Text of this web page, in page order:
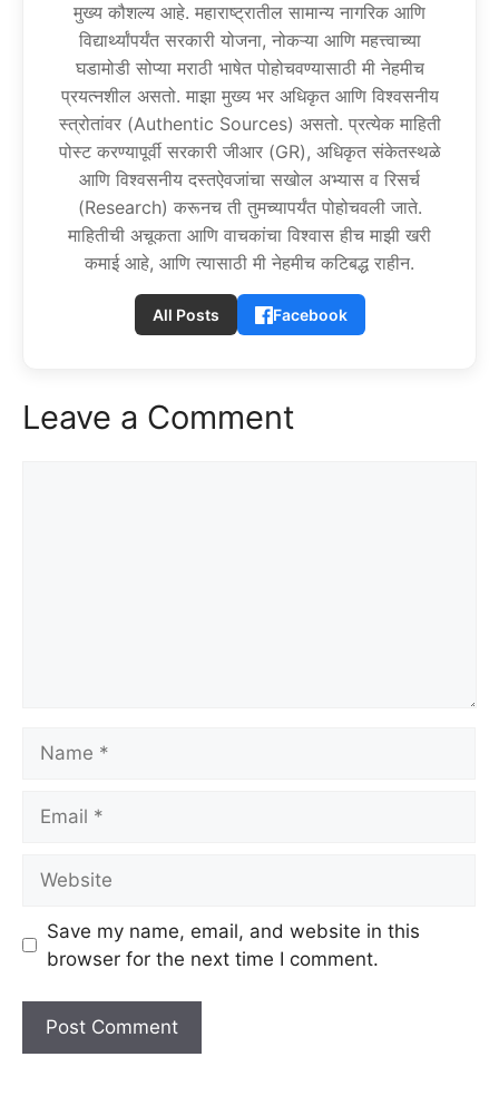
मुख्य कौशल्य आहे. महाराष्ट्रातील सामान्य नागरिक आणि
विद्यार्थ्यांपर्यंत सरकारी योजना, नोकऱ्या आणि महत्त्वाच्या
घडामोडी सोप्या मराठी भाषेत पोहोचवण्यासाठी मी नेहमीच
प्रयत्नशील असतो. माझा मुख्य भर अधिकृत आणि विश्वसनीय
स्त्रोतांवर (Authentic Sources) असतो. प्रत्येक माहिती
पोस्ट करण्यापूर्वी सरकारी जीआर (GR), अधिकृत संकेतस्थळे
आणि विश्वसनीय दस्तऐवजांचा सखोल अभ्यास व रिसर्च
(Research) करूनच ती तुमच्यापर्यंत पोहोचवली जाते.
माहितीची अचूकता आणि वाचकांचा विश्वास हीच माझी खरी
कमाई आहे, आणि त्यासाठी मी नेहमीच कटिबद्ध राहीन.
All Posts Facebook
Leave a Comment
Save my name, email, and website in this
browser for the next time I comment.